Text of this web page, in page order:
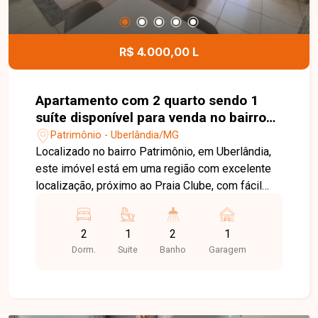
R$ 4.000,00 L
Apartamento com 2 quarto sendo 1
suíte disponível para venda no bairro
Patrimônio em Uberlândia-MG
Patrimônio - Uberlândia/MG
Localizado no bairro Patrimônio, em Uberlândia,
este imóvel está em uma região com excelente
localização, próximo ao Praia Clube, com fácil
proporcionando praticidade e qualidade de vida.
O apartamento conta com sala em 2 ambientes
com sacada, 2 quartos com armários, sendo 1
2
Dorm.
1
Suite
2
Banho
1
Garagem